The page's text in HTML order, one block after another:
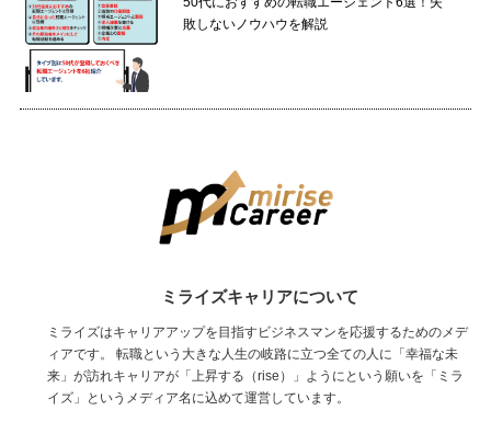
敗しないノウハウを解説
ミライズキャリアについて
ミライズはキャリアアップを目指すビジネスマンを応援するためのメデ
ィアです。 転職という大きな人生の岐路に立つ全ての人に「幸福な未
来」が訪れキャリアが「上昇する（rise）」ようにという願いを「ミラ
イズ」というメディア名に込めて運営しています。